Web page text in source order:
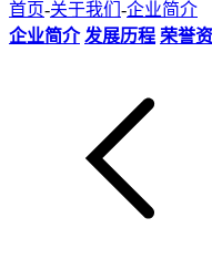
首页-关于我们 -企业简介
企业简介 发展历程 荣誉